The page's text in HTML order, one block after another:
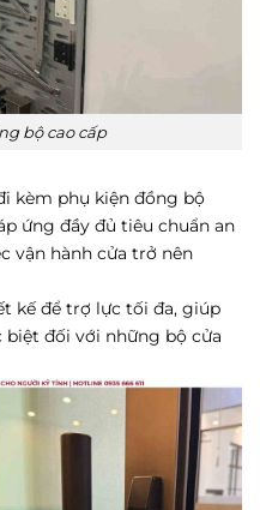
bộ cao cấp
kèm phụ kiện đồng bộ
ứng đầy đủ tiêu chuẩn an
vận hành cửa trở nên
kế để trợ lực tối đa, giúp
biệt đối với những bộ cửa